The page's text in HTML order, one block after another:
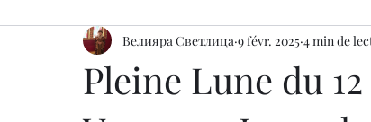
Pleine Lune du
Велияра Светлица 9 févr. 2025 4 min de